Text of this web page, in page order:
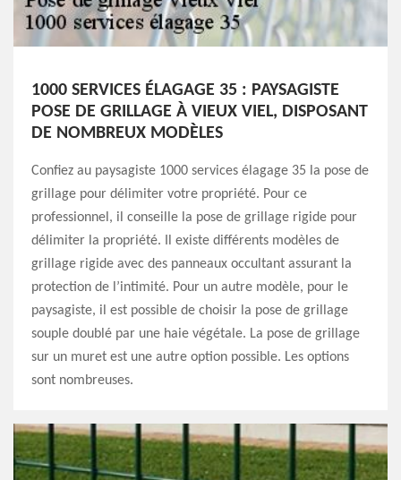
1000 SERVICES ÉLAGAGE 35 : PAYSAGISTE
POSE DE GRILLAGE À VIEUX VIEL, DISPOSANT
DE NOMBREUX MODÈLES
Confiez au paysagiste 1000 services élagage 35 la pose de
grillage pour délimiter votre propriété. Pour ce
professionnel, il conseille la pose de grillage rigide pour
délimiter la propriété. Il existe différents modèles de
grillage rigide avec des panneaux occultant assurant la
protection de l’intimité. Pour un autre modèle, pour le
paysagiste, il est possible de choisir la pose de grillage
souple doublé par une haie végétale. La pose de grillage
sur un muret est une autre option possible. Les options
sont nombreuses.